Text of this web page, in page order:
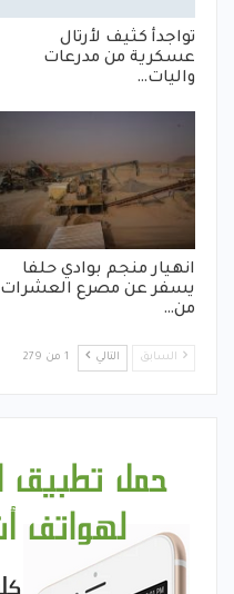
تواجدأ كثيف لأرتال
عسكرية من مدرعات
واليات…
انهيار منجم بوادي حلفا
يسفر عن مصرع العشرات
من…
السابق التالي 1 من 279